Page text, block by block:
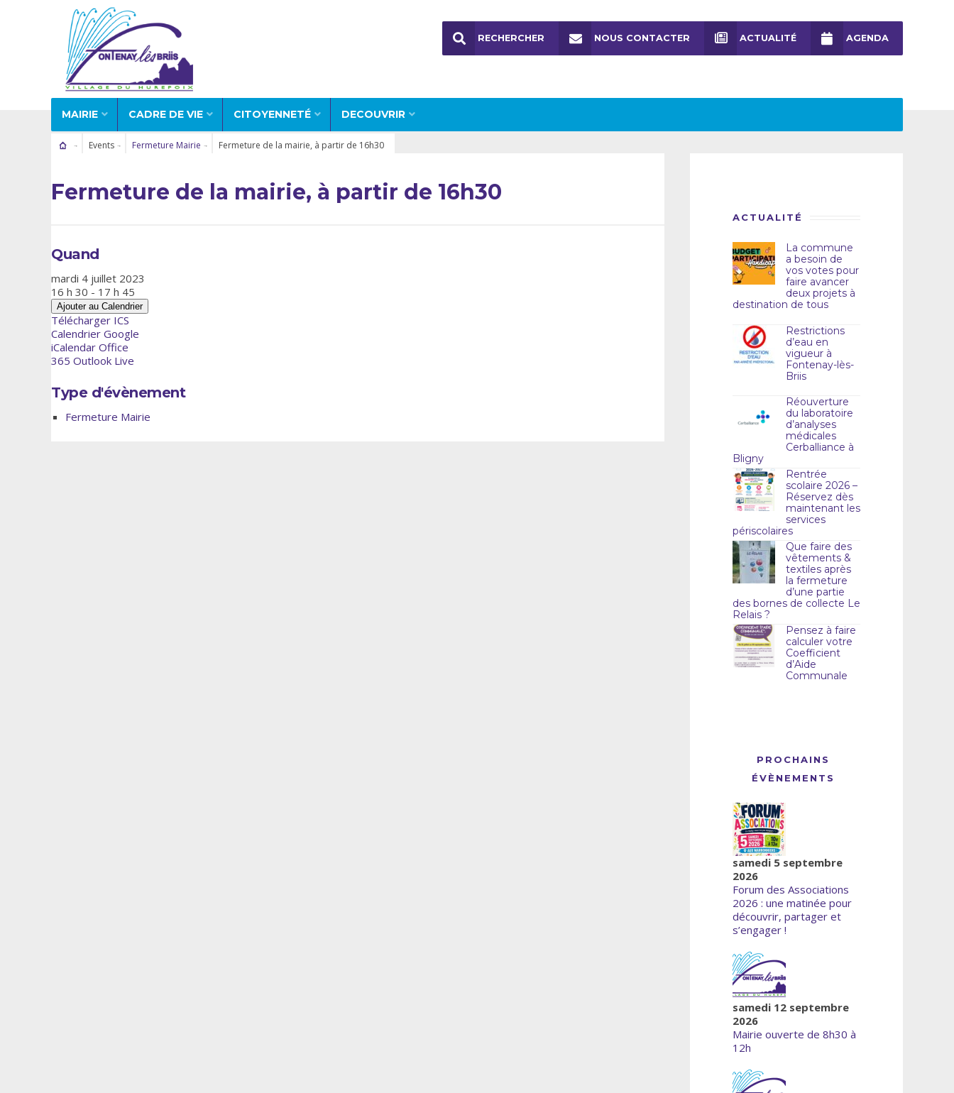
MAIRIE CADRE DE VIE CITOYENNETÉ DECOUVRIR
RECHERCHER NOUS CONTACTER ACTUALITÉ AGENDA
Events Fermeture Mairie Fermeture de la mairie, à partir de 16h30
Fermeture de la mairie, à partir de 16h30
Quand
mardi 4 juillet 2023
16 h 30 - 17 h 45
Ajouter au Calendrier
Télécharger ICS
Calendrier Google
iCalendar Office
365 Outlook Live
Type d'évènement
Fermeture Mairie
ACTUALITÉ
La commune
a besoin de
vos votes pour
faire avancer
deux projets à
destination de tous
Restrictions
d’eau en
vigueur à
Fontenay-lès-
Briis
Réouverture
du laboratoire
d’analyses
médicales
Cerballiance à
Bligny
Rentrée
scolaire 2026 –
Réservez dès
maintenant les
services
périscolaires
Que faire des
vêtements &
textiles après
la fermeture
d’une partie
des bornes de collecte Le
Relais ?
Pensez à faire
calculer votre
Coefficient
d’Aide
Communale
PROCHAINS
ÉVÈNEMENTS
samedi 5 septembre
2026
Forum des Associations
2026 : une matinée pour
découvrir, partager et
s’engager !
samedi 12 septembre
2026
Mairie ouverte de 8h30 à
12h